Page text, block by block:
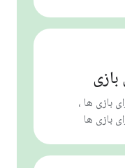
بازی ها ،
بازی ها